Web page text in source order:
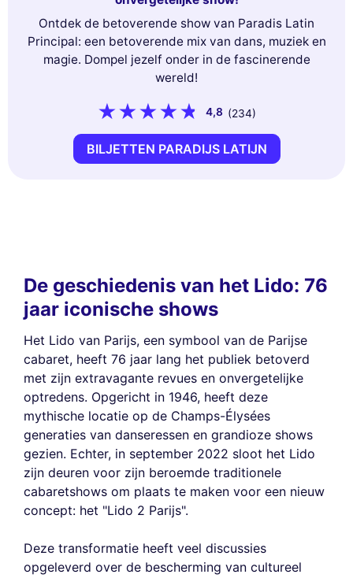
Ontdek de betoverende show van Paradis Latin
Principal: een betoverende mix van dans, muziek en
magie. Dompel jezelf onder in de fascinerende
wereld!
4,8 (234)
BILJETTEN PARADIJS LATIJN
De geschiedenis van het Lido: 76
jaar iconische shows
Het Lido van Parijs, een symbool van de Parijse
cabaret, heeft 76 jaar lang het publiek betoverd
met zijn extravagante revues en onvergetelijke
optredens. Opgericht in 1946, heeft deze
mythische locatie op de Champs-Élysées
generaties van danseressen en grandioze shows
gezien. Echter, in september 2022 sloot het Lido
zijn deuren voor zijn beroemde traditionele
cabaretshows om plaats te maken voor een nieuw
concept: het "Lido 2 Parijs".
Deze transformatie heeft veel discussies
opgeleverd over de bescherming van cultureel